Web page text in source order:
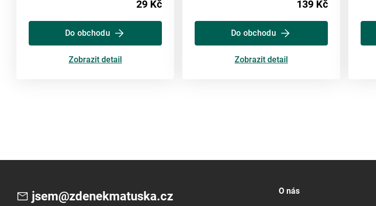
29 Kč
Do obchodu
Zobrazit detail
139 Kč
Do obchodu
Zobrazit detail
jsem@zdenekmatuska.cz O nás